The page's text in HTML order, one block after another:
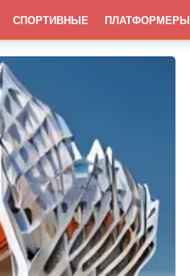
СПОРТИВНЫЕ ПЛАТФОРМЕРЫ